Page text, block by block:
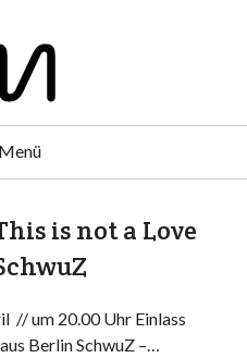
is not a Love
// um 20.00 Uhr Einlass
Berlin SchwuZ –…